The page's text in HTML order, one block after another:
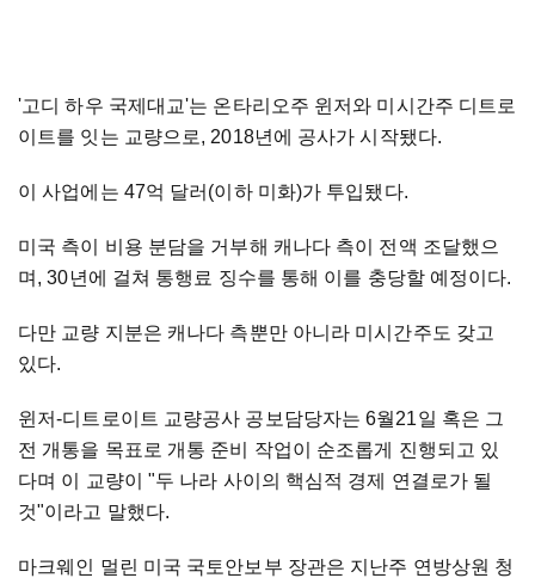
'고디 하우 국제대교'는 온타리오주 윈저와 미시간주 디트로
이트를 잇는 교량으로, 2018년에 공사가 시작됐다.
이 사업에는 47억 달러(이하 미화)가 투입됐다.
미국 측이 비용 분담을 거부해 캐나다 측이 전액 조달했으
며, 30년에 걸쳐 통행료 징수를 통해 이를 충당할 예정이다.
다만 교량 지분은 캐나다 측뿐만 아니라 미시간주도 갖고
있다.
윈저-디트로이트 교량공사 공보담당자는 6월21일 혹은 그
전 개통을 목표로 개통 준비 작업이 순조롭게 진행되고 있
다며 이 교량이 "두 나라 사이의 핵심적 경제 연결로가 될
것"이라고 말했다.
마크웨인 멀린 미국 국토안보부 장관은 지난주 연방상원 청